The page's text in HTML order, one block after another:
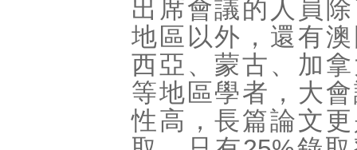
出席會議的人員
地區以外，還有
西亞、蒙古、加
等地區學者，大
性高，長篇論文